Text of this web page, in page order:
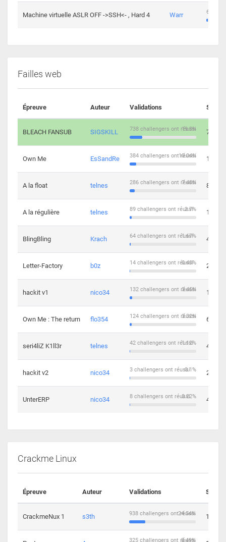
Machine virtuelle ASLR OFF ->SSH<- , Hard 4 Warr 63
Failles web
Épreuve Auteur Validations
BLEACH FANSUB SIGSKILL 19.3%
738 challengers ont réussi 7
Own Me EsSandRe 10.04%
384 challengers ont réussi 13
A la float telnes 7.48%
286 challengers ont réussi 8
A la régulière telnes 2.7%
89 challengers ont réussi 10
BlingBling Krach 1.67%
64 challengers ont réussi 4
Letter-Factory b0z 0.43%
14 challengers ont réussi 2
hackit v1 nico34 3.45%
132 challengers ont réussi 12
Own Me : The return flo354 3.32%
124 challengers ont réussi 6
seri4liZ K1ll3r telnes 1.12%
42 challengers ont réussi 4
hackit v2 nico34 0.1%
3 challengers ont réussi 2
UnterERP nico34 0.22%
8 challengers ont réussi 4
Crackme Linux
Épreuve Auteur Validations
CrackmeNux 1 s3th 24.54%
938 challengers ont réussi 14
8.49%
325 challengers ont réussi